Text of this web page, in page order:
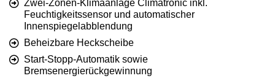
Zwei-Zonen-Klimaanlage Climatronic inkl.
Feuchtigkeitssensor und automatischer
Innenspiegelabblendung
Beheizbare Heckscheibe
Start-Stopp-Automatik sowie
Bremsenergierückgewinnung